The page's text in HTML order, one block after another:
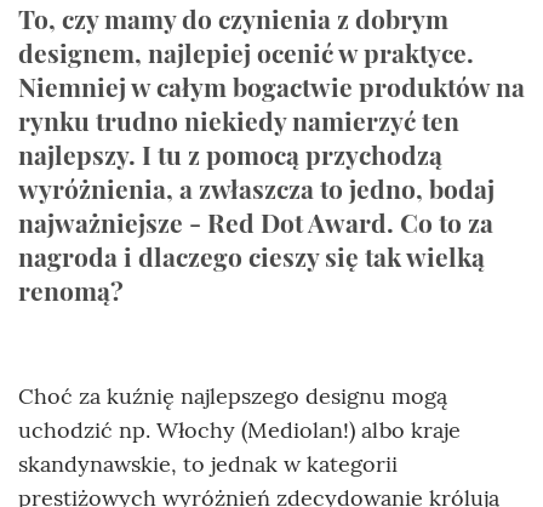
To, czy mamy do czynienia z dobrym
designem, najlepiej ocenić w praktyce.
Niemniej w całym bogactwie produktów na
rynku trudno niekiedy namierzyć ten
najlepszy. I tu z pomocą przychodzą
wyróżnienia, a zwłaszcza to jedno, bodaj
najważniejsze - Red Dot Award. Co to za
nagroda i dlaczego cieszy się tak wielką
renomą?
Choć za kuźnię najlepszego designu mogą
uchodzić np. Włochy (Mediolan!) albo kraje
skandynawskie, to jednak w kategorii
prestiżowych wyróżnień zdecydowanie królują